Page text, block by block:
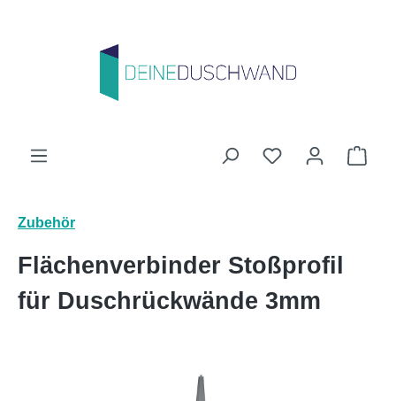
Du hast 0
Zubehör
Flächenverbinder Stoßprofil
für Duschrückwände 3mm